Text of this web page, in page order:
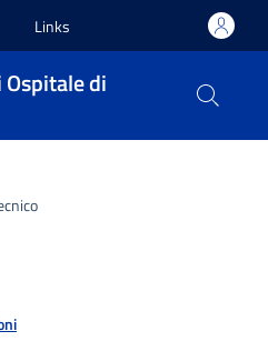
Links
di